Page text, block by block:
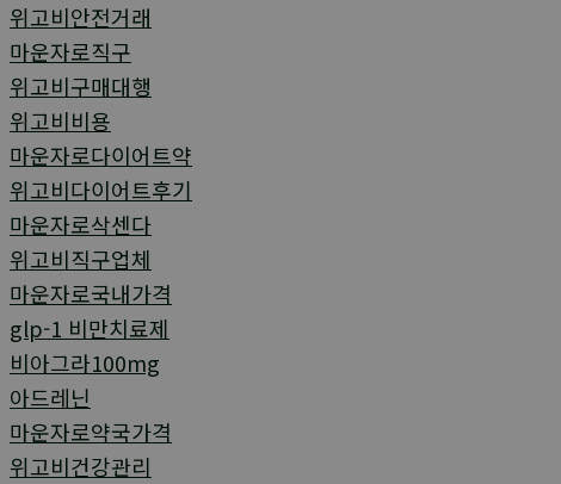
위고비안전거래
마운자로직구
위고비구매대행
위고비비용
마운자로다이어트약
위고비다이어트후기
마운자로삭센다
위고비직구업체
마운자로국내가격
glp-1 비만치료제
비아그라100mg
아드레닌
마운자로약국가격
위고비건강관리